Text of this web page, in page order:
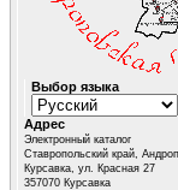
Выбор языка
Адрес
Электронный каталог
Ставропольский край,
Курсавка, ул. Красная 27
357070 Курсавка